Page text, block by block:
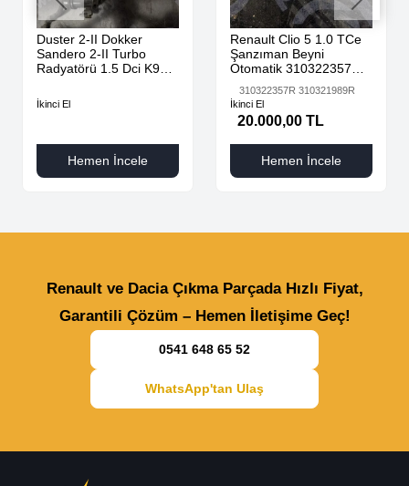
Duster 2-II Dokker
Sandero 2-II Turbo
Radyatörü 1.5 Dci K9K
144967867R-
İkinci El
Hemen İncele
Renault Clio 5 1.0 TCe
Şanzıman Beyni
Otomatik 310322357R
310322357R 310321989R
İkinci El
20.000,00 TL
Hemen İncele
Renault ve Dacia Çıkma Parçada Hızlı Fiyat,
Garantili Çözüm – Hemen İletişime Geç!
0541 648 65 52
WhatsApp'tan Ulaş